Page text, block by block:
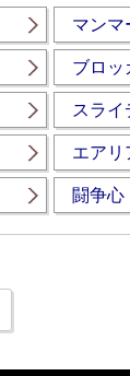
マンマ
ブロッ
スラ
エアリ
闘争心